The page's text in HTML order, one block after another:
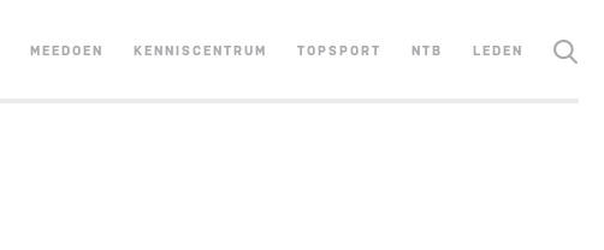
MEEDOEN KENNISCENTRUM TOPSPORT NTB LEDEN